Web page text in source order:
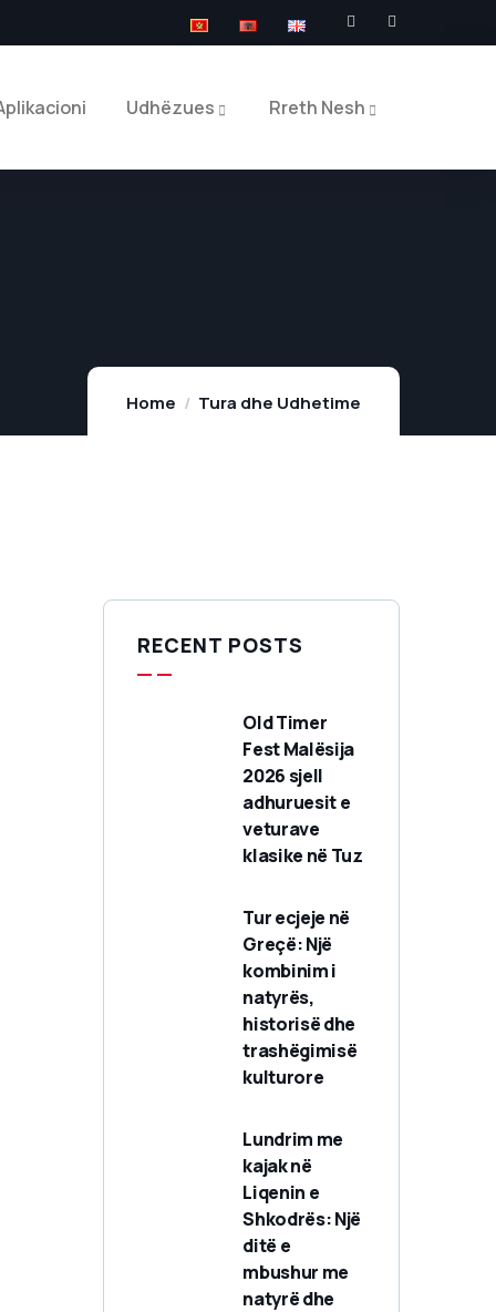
Udhëzues Rreth Nesh
Home Tura dhe Udhetime
RECENT POSTS
Old Timer
Fest Malësija
2026 sjell
adhuruesit e
veturave
klasike në Tuz
Tur ecjeje në
Greçë: Një
kombinim i
natyrës,
historisë dhe
trashëgimisë
kulturore
Lundrim me
kajak në
Liqenin e
Shkodrës: Një
ditë e
mbushur me
natyrë dhe